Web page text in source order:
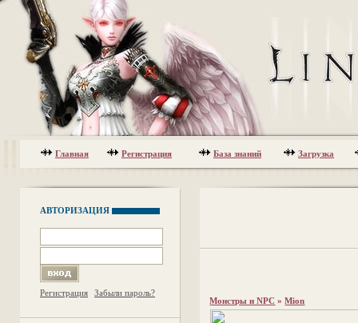
Главная Регистрация База знаний Загрузка
АВТОРИЗАЦИЯ
Регистрация Забыли пароль?
Монстры и NPC »Mion